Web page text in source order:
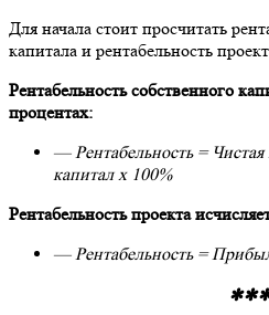
Для начала стоит просчитать
капитала и рентабельность
Рентабельность собственного
процентах:
— Рентабельность =
капитал х 100%
Рентабельность проекта
— Рентабельность =
***